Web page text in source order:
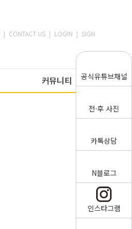
| CONTACT US | LOGIN | SIGN
커뮤니티 공식유튜브채널
전·후 사진
카톡상담
N블로그
인스타그램